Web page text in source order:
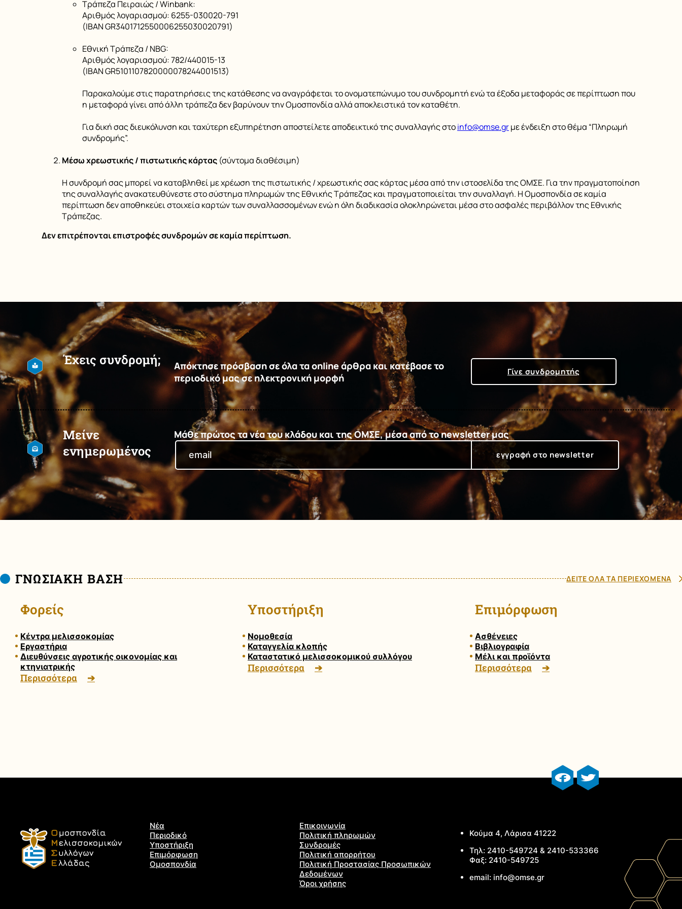
Τράπεζα Πειραιώς / Winbank:
Αριθμός λογαριασμού: 6255-030020-791
(IBAN GR3401712550006255030020791)
Εθνική Τράπεζα / NBG:
Αριθμός λογαριασμού: 782/440015-13
(ΙΒΑΝ GR5101107820000078244001513)
Παρακαλούμε στις παρατηρήσεις της κατάθεσης να αναγράφεται το ονοματεπώνυμο του συνδρομητή ενώ τα έξοδα μεταφοράς σε περίπτωση που
η μεταφορά γίνει από άλλη τράπεζα δεν βαρύνουν την Ομοσπονδία αλλά αποκλειστικά τον καταθέτη.
Για δική σας διευκόλυνση και ταχύτερη εξυπηρέτηση αποστείλετε αποδεικτικό της συναλλαγής στοinfo@omse.grμε ένδειξη στο θέμα “Πληρωμή
συνδρομής”.
Μέσω χρεωστικής / πιστωτικής κάρτας (σύντομα διαθέσιμη)
Η συνδρομή σας μπορεί να καταβληθεί με χρέωση της πιστωτικής / χρεωστικής σας κάρτας μέσα από την ιστοσελίδα της ΟΜΣΕ. Για την πραγματοποίηση
της συναλλαγής ανακατευθύνεστε στο σύστημα πληρωμών της Εθνικής Τράπεζας και πραγματοποιείται την συναλλαγή. Η Ομοσπονδία σε καμία
περίπτωση δεν αποθηκεύει στοιχεία καρτών των συναλλασσομένων ενώ η όλη διαδικασία ολοκληρώνεται μέσα στο ασφαλές περιβάλλον της Εθνικής
Τράπεζας.
Δεν επιτρέπονται επιστροφές συνδρομών σε καμία περίπτωση.
Έχεις συνδρομή;
Απόκτησε πρόσβαση σε όλα τα online άρθρα και κατέβασε το
περιοδικό μας σε ηλεκτρονική μορφή
Γίνε συνδρομητής
Μείνε
ενημερωμένος
Μάθε πρώτος τα νέα του κλάδου και της ΟΜΣΕ, μέσα από το newsletter μας
ΓΝΩΣΙΑΚΗ ΒΑΣΗ ΔΕΙΤΕ ΟΛΑ ΤΑ ΠΕΡΙΕΧΟΜΕΝΑ
Φορείς
Κέντρα μελισσοκομίας
Εργαστήρια
Διευθύνσεις αγροτικής οικονομίας και
κτηνιατρικής
Περισσότερα
Υποστήριξη
Νομοθεσία
Καταγγελία κλοπής
Καταστατικό μελισσοκομικού συλλόγου
Περισσότερα
Επιμόρφωση
Ασθένειες
Βιβλιογραφία
Μέλι και προϊόντα
Περισσότερα
facebook profiletwitter profile
Νέα
Περιοδικό
Υποστήριξη
Επιμόρφωση
Ομοσπονδία
Επικοινωνία
Πολιτική πληρωμών
Συνδρομές
Πολιτική απορρήτου
Πολιτική Προστασίας Προσωπικών
Δεδομένων
Όροι χρήσης
Κούμα 4, Λάρισα 41222
Τηλ: 2410-549724 & 2410-533366
Φαξ: 2410-549725
email: info@omse.gr